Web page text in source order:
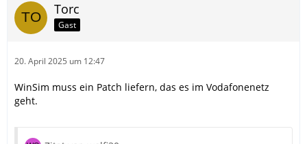
Torc
Gast
20. April 2025 um 12:47
WinSim muss ein Patch liefern, das es im Vodafonenetz
geht.